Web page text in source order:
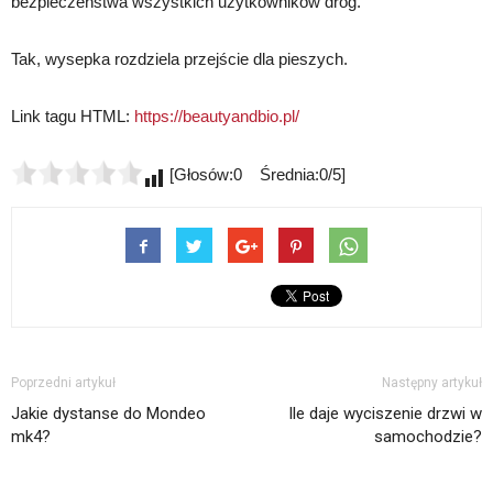
Tak, wysepka rozdziela przejście dla pieszych.
Link tagu HTML: https://beautyandbio.pl/
[Głosów:0 Średnia:0/5]
Poprzedni artykuł
Jakie dystanse do Mondeo
mk4?
Następny artykuł
Ile daje wyciszenie drzwi w
samochodzie?